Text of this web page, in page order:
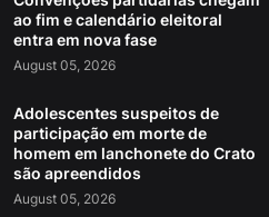
ao fim e calendário eleitoral
entra em nova fase
August 05, 2026
Adolescentes suspeitos de
participação em morte de
homem em lanchonete do Crato
são apreendidos
August 05, 2026